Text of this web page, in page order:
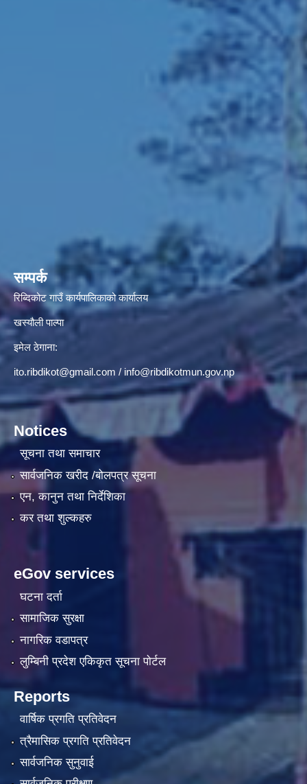
सम्पर्क
रिब्दिकोट गाउँ कार्यपालिकाको कार्यालय
खस्यौली पाल्पा
इमेल ठेगाना:
ito.ribdikot@gmail.com / info@ribdikotmun.gov.np
Notices
सूचना तथा समाचार
सार्वजनिक खरीद /बोलपत्र सूचना
एन, कानुन तथा निर्देशिका
कर तथा शुल्कहरु
eGov services
घटना दर्ता
सामाजिक सुरक्षा
नागरिक वडापत्र
लुम्बिनी प्रदेश एकिकृत सूचना पाेर्टल
Reports
वार्षिक प्रगति प्रतिवेदन
त्रैमासिक प्रगति प्रतिवेदन
सार्वजनिक सुनुवाई